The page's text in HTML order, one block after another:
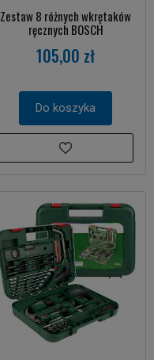
Zestaw 8 różnych wkrętaków
ręcznych BOSCH
105,00 zł
Do koszyka